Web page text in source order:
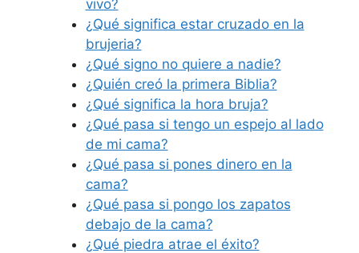
vivo?
¿Qué significa estar cruzado en la
brujeria?
¿Qué signo no quiere a nadie?
¿Quién creó la primera Biblia?
¿Qué significa la hora bruja?
¿Qué pasa si tengo un espejo al lado
de mi cama?
¿Qué pasa si pones dinero en la
cama?
¿Qué pasa si pongo los zapatos
debajo de la cama?
¿Qué piedra atrae el éxito?